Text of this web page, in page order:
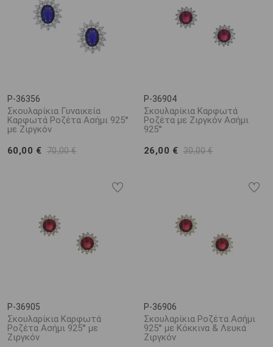
P-36356
Σκουλαρίκια Γυναικεία
Καρφωτά Ροζέτα Ασήμι 925°
με Ζιργκόν
60,00 € 70,00 €
P-36904
Σκουλαρίκια Καρφωτά
Ροζέτα με Ζιργκόν Ασήμι
925°
26,00 € 30,00 €
P-36905
Σκουλαρίκια Καρφωτά
Ροζέτα Ασήμι 925° με
Ζιργκόν
P-36906
Σκουλαρίκια Ροζέτα Ασήμι
925° με Κόκκινα & Λευκά
Ζιργκόν